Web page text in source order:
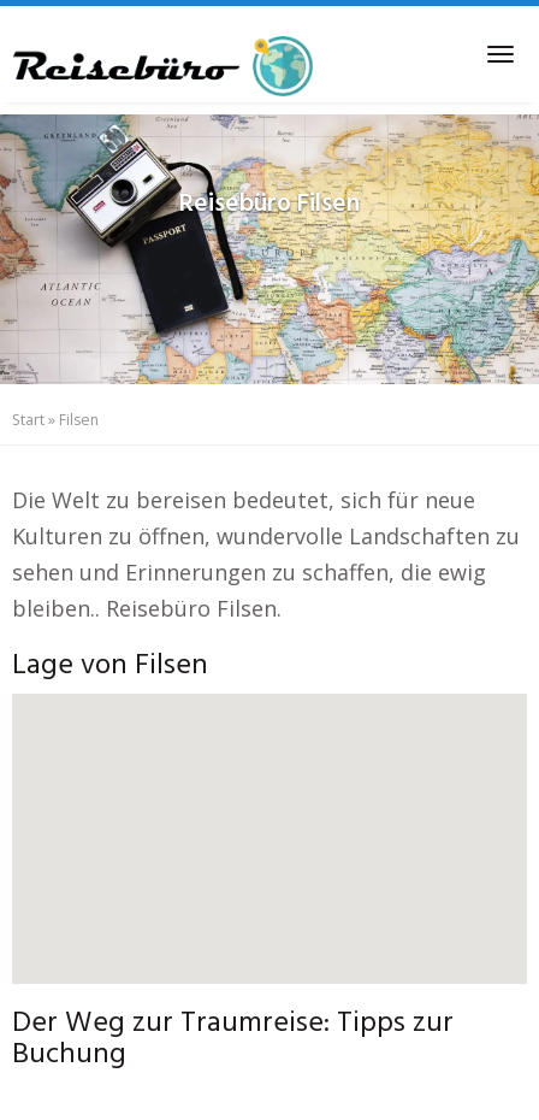
to
main
content
ReisebüroFilsen
Start» Filsen
Die Welt zu bereisen bedeutet, sich für neue
Kulturen zu öffnen, wundervolle Landschaften zu
sehen und Erinnerungen zu schaffen, die ewig
bleiben.. Reisebüro Filsen.
Lage von Filsen
Der Weg zur Traumreise: Tipps zur
Buchung